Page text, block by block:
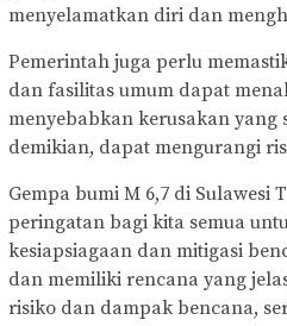
menyelamatkan diri dan
Pemerintah juga perlu
dan fasilitas umum dapat
menyebabkan kerusakan yang
demikian, dapat mengurangi
Gempa bumi M 6,7 di Sulawesi
peringatan bagi kita semua
kesiapsiagaan dan mitigasi
dan memiliki rencana yang
risiko dan dampak bencana,